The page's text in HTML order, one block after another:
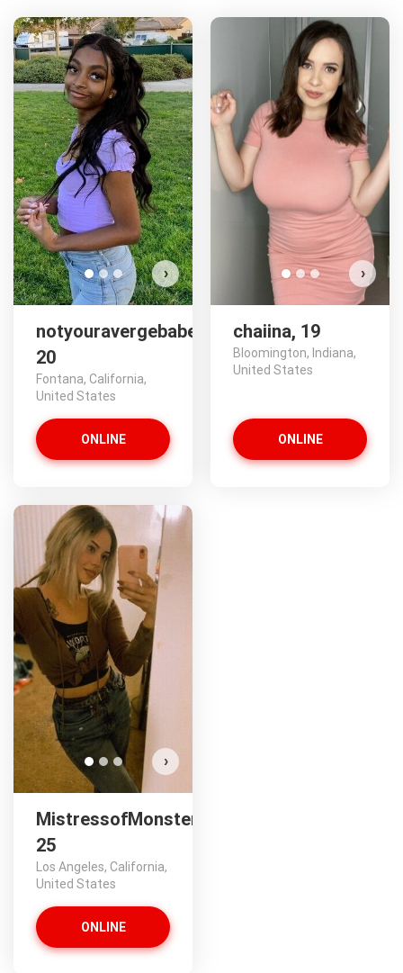
›
notyouravergebabe,
20
Fontana, California,
United States
ONLINE
›
chaiina, 19
Bloomington, Indiana,
United States
ONLINE
›
MistressofMonsters,
25
Los Angeles, California,
United States
ONLINE